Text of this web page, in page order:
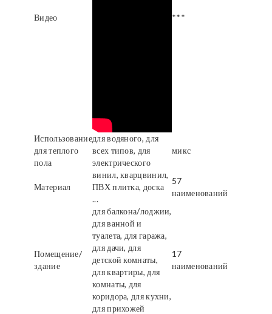
Видео ***
Использование
для теплого
пола
для водяного, для
всех типов, для
электрического
микс
Материал
винил, кварцвинил,
ПВХ плитка, доска
...
57
наименований
Помещение/
здание
для балкона/лоджии,
для ванной и
туалета, для гаража,
для дачи, для
детской комнаты,
для квартиры, для
комнаты, для
коридора, для кухни,
для прихожей
17
наименований